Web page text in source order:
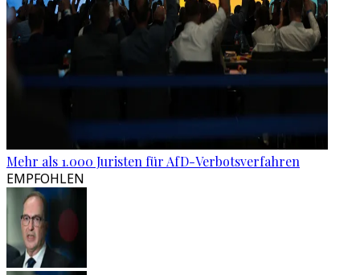
Mehr als 1.000 Juristen für AfD-Verbotsverfahren
EMPFOHLEN